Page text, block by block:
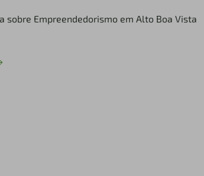
sobre Empreendedorismo em Alto Boa Vista